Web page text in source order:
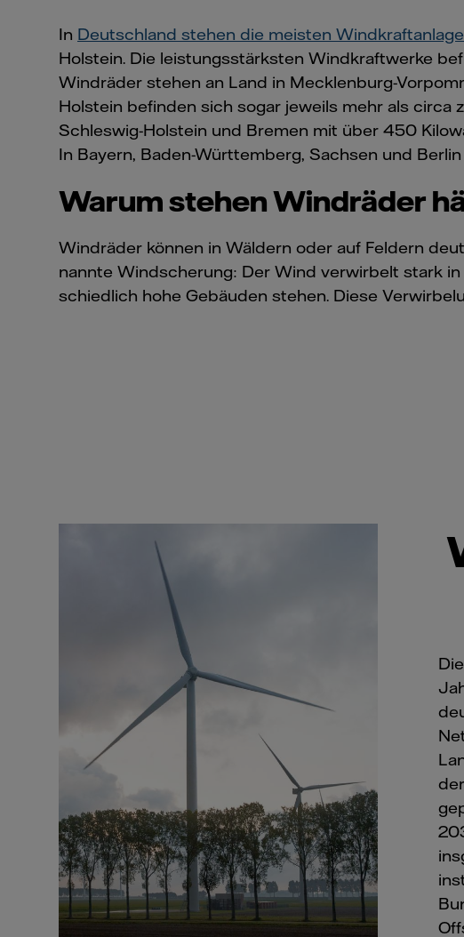
In Deutschland stehen die meisten
Holstein. Die leistungsstärksten Windkraftwerke
Windräder stehen an Land in Mecklenburg-
Holstein befinden sich sogar jeweils mehr als
Schleswig-Holstein und Bremen mit über 450
In Bayern, Baden-Württemberg, Sachsen und
Warum stehen Windräder
Windräder können in Wäldern oder auf Feldern
nann­te Windscherung: Der Wind verwirbelt stark
schiedlich hohe Gebäuden stehen. Diese